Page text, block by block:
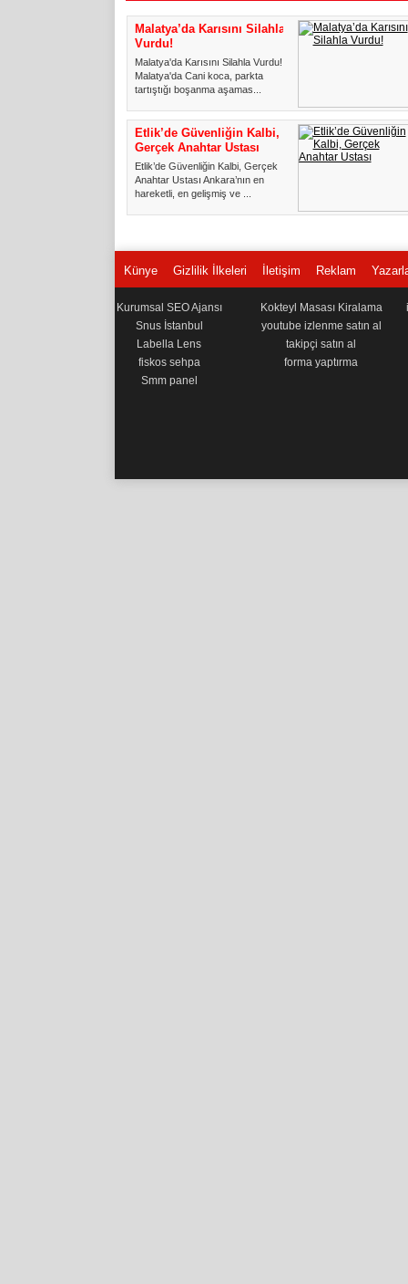
Malatya’da Karısını Silahla
Vurdu!
Malatya'da Karısını Silahla Vurdu!
Malatya'da Cani koca, parkta
tartıştığı boşanma aşamas...
Etlik’de Güvenliğin Kalbi,
Gerçek Anahtar Ustası
Etlik’de Güvenliğin Kalbi, Gerçek
Anahtar Ustası Ankara’nın en
hareketli, en gelişmiş ve ...
Künye Gizlilik İlkeleri İletişim Reklam
Kurumsal SEO Ajansı
Snus İstanbul
Labella Lens
fiskos sehpa
Smm panel
Kokteyl Masası Kiralama
youtube izlenme satın al
takipçi satın al
forma yaptırma